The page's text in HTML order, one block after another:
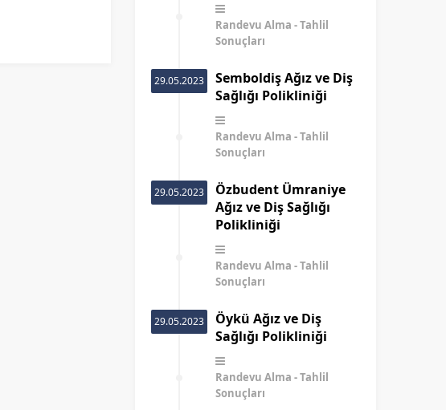
Randevu Alma
Tahlil
Sonuçları
29.05.2023
Semboldiş Ağız ve Diş
Sağlığı Polikliniği
Randevu Alma
Tahlil
Sonuçları
29.05.2023
Özbudent Ümraniye
Ağız ve Diş Sağlığı
Polikliniği
Randevu Alma
Tahlil
Sonuçları
29.05.2023
Öykü Ağız ve Diş
Sağlığı Polikliniği
Randevu Alma
Tahlil
Sonuçları